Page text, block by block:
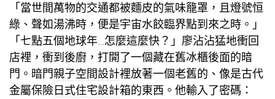
「當世間萬物的交通都被麵皮的氣味籠罩，且燈號恒
綠、聲如湯沸時，便是宇宙水餃臨界點到來之時。」
「七點五個地球年…怎麼這麼快？」廖沾沾猛地衝回
店裡，衝到後廚，打開了一個藏在舊冰櫃後面的暗
門。暗門親子空間設計裡放著一個老舊的、像是古代
金屬保險日式住宅設計箱的東西。他輸入了密碼：